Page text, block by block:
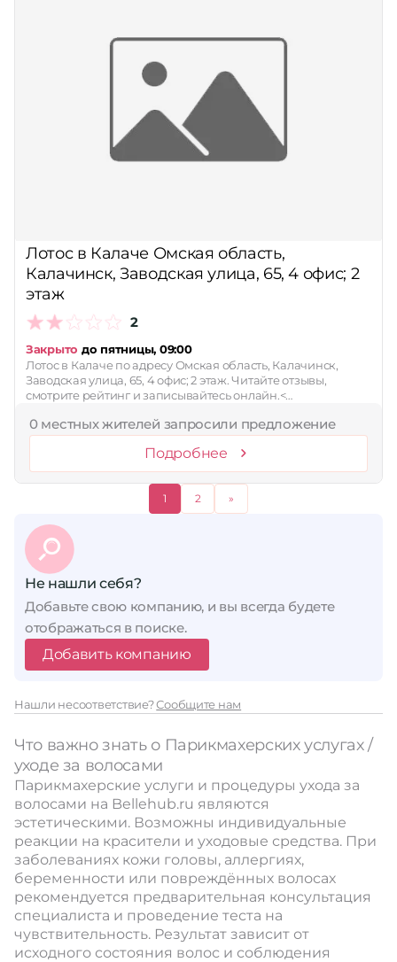
Лотос в Калаче Омская область,
Калачинск, Заводская улица, 65, 4 офис; 2
этаж
2
Закрыто до пятницы, 09:00
Лотос в Калаче по адресу Омская область, Калачинск,
Заводская улица, 65, 4 офис; 2 этаж. Читайте отзывы,
смотрите рейтинг и записывайтесь онлайн.<…
0 местных жителей запросили предложение
Подробнее
1 2 »
Не нашли себя?
Добавьте свою компанию, и вы всегда будете
отображаться в поиске.
Добавить компанию
Нашли несоответствие?Сообщите нам
Что важно знать о Парикмахерских услугах /
уходе за волосами
Парикмахерские услуги и процедуры ухода за
волосами на Bellehub.ru являются
эстетическими. Возможны индивидуальные
реакции на красители и уходовые средства. При
заболеваниях кожи головы, аллергиях,
беременности или повреждённых волосах
рекомендуется предварительная консультация
специалиста и проведение теста на
чувствительность. Результат зависит от
исходного состояния волос и соблюдения